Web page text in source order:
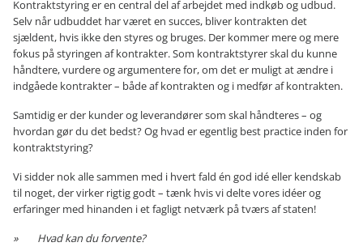
Kontraktstyring er en central del af arbejdet med indkøb og udbud.
Selv når udbuddet har været en succes, bliver kontrakten det
sjældent, hvis ikke den styres og bruges. Der kommer mere og mere
fokus på styringen af kontrakter. Som kontraktstyrer skal du kunne
håndtere, vurdere og argumentere for, om det er muligt at ændre i
indgåede kontrakter – både af kontrakten og i medfør af kontrakten.
Samtidig er der kunder og leverandører som skal håndteres – og
hvordan gør du det bedst? Og hvad er egentlig best practice inden for
kontraktstyring?
Vi sidder nok alle sammen med i hvert fald én god idé eller kendskab
til noget, der virker rigtig godt – tænk hvis vi delte vores idéer og
erfaringer med hinanden i et fagligt netværk på tværs af staten!
» Hvad kan du forvente?